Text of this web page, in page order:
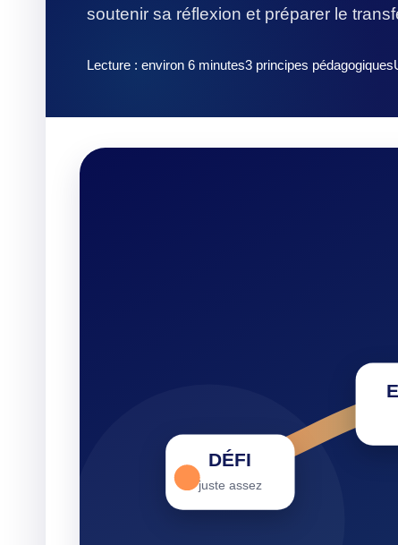
soutenir sa réflexion et préparer le
Lecture : environ 6 minutes3 principes